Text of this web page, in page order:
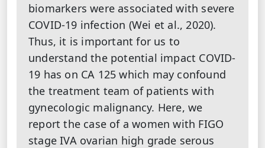
biomarkers were associated with severe
COVID-19 infection (Wei et al., 2020).
Thus, it is important for us to
understand the potential impact COVID-
19 has on CA 125 which may confound
the treatment team of patients with
gynecologic malignancy. Here, we
report the case of a women with FIGO
stage IVA ovarian high grade serous